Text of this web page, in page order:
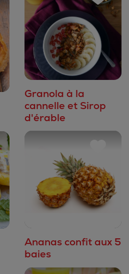
Granola à la
cannelle et Sirop
d'érable
Ananas confit aux 5
baies